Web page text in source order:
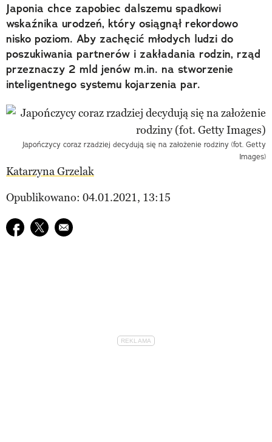
Japonia chce zapobiec dalszemu spadkowi
wskaźnika urodzeń, który osiągnął rekordowo
nisko poziom. Aby zachęcić młodych ludzi do
poszukiwania partnerów i zakładania rodzin, rząd
przeznaczy 2 mld jenów m.in. na stworzenie
inteligentnego systemu kojarzenia par.
Japończycy coraz rzadziej decydują się na założenie rodziny (fot. Getty
Images)
Katarzyna Grzelak
Opublikowano: 04.01.2021, 13:15
Udostępnij na facebook
Udostępnij na twitter
E-mail do przyjaciela